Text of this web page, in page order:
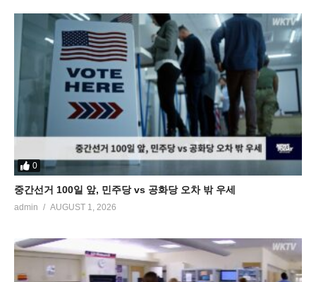
0
중간선거 100일 앞, 민주당 vs 공화당 오차 밖 우세
admin AUGUST 1, 2026